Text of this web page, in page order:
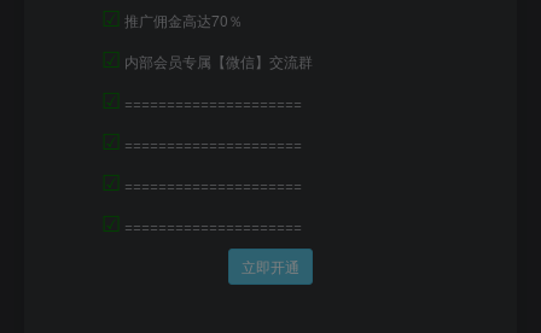
☑ 推广佣金高达70％
☑ 内部会员专属【微信】交流群
☑ =====================
☑ =====================
☑ =====================
☑ =====================
立即开通